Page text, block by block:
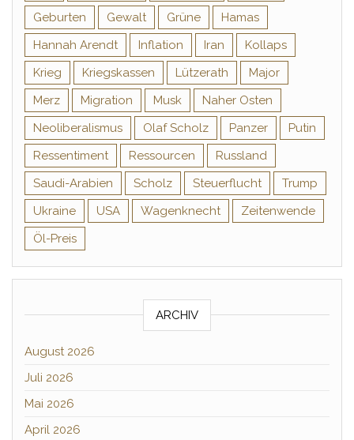
Geburten
Gewalt Grüne
Hamas
Hannah Arendt
Inflation Iran
Kollaps
Krieg
Kriegskassen Lützerath
Major
Merz
Migration Musk
Naher Osten
Neoliberalismus
Olaf Scholz Panzer
Putin
Ressentiment
Ressourcen
Russland
Saudi-Arabien
Scholz Steuerflucht
Trump
Ukraine
USA Wagenknecht
Zeitenwende
Öl-Preis
ARCHIV
August 2026
Juli 2026
Mai 2026
April 2026